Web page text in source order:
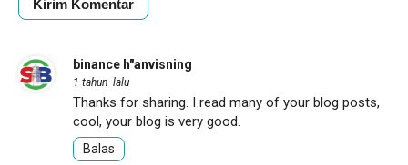
binance h"anvisning
1 tahun lalu
Thanks for sharing. I read many of your blog posts,
cool, your blog is very good.
Balas